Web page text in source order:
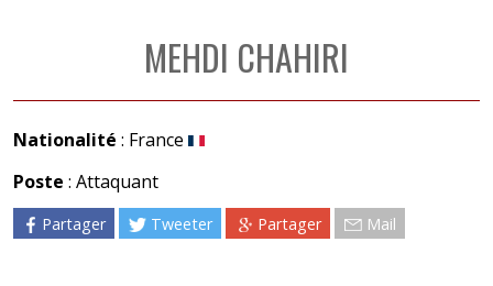
MEHDI CHAHIRI
Nationalité : France
Poste : Attaquant
Partager Tweeter Partager Mail